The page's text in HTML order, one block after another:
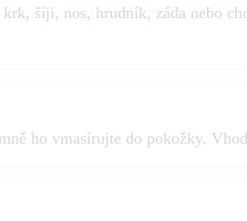
šíji, nos, hrudník, záda nebo
ho vmasírujte do pokožky.